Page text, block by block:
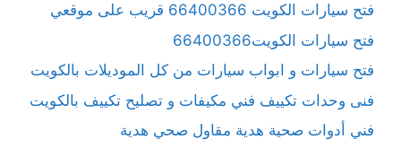
فتح سيارات الكويت 66400366 قريب على موقعي
فتح سيارات الكويت66400366
فتح سيارات و ابواب سيارات من كل الموديلات بالكويت
فنى وحدات تكييف فني مكيفات و تصليح تكييف بالكويت
فني أدوات صحية هدية مقاول صحي هدية